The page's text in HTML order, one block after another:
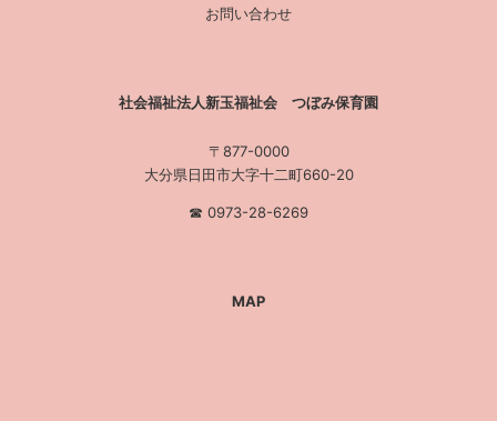
お問い合わせ
社会福祉法人新玉福祉会 つぼみ保育園
〒877-0000
大分県日田市大字十二町660-20
☎︎ 0973-28-6269
MAP